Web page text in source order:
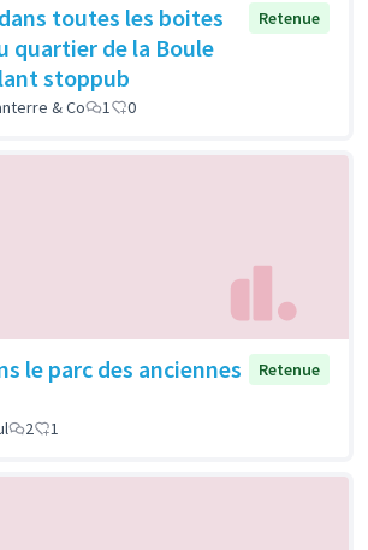
toutes les boites
quartier de la Boule
stoppub
Retenue
& Co 1 0
le parc des anciennes
Retenue
2 1